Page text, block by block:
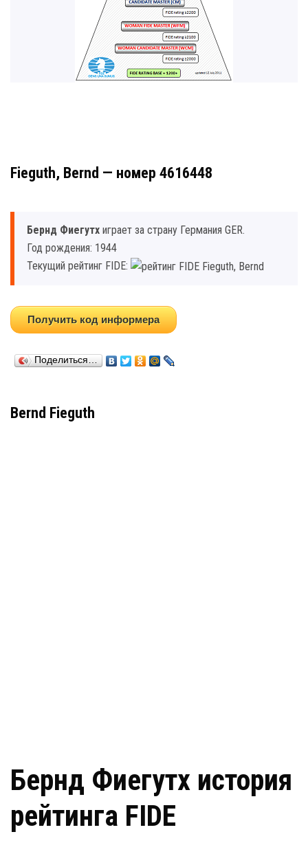
Fieguth, Bernd — номер 4616448
Бернд Фиегутх играет за страну Германия GER.
Год рождения: 1944
Текущий рейтинг FIDE:
Получить код информера
Поделиться…
Bernd Fieguth
Бернд Фиегутх история
рейтинга FIDE